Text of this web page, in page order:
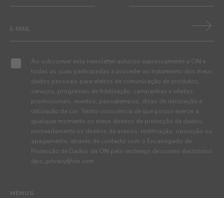
MENUS
Ao subscrever esta newsletter autorizo expressamente a CIN e
todas as suas participadas a proceder ao tratamento dos meus
dados pessoais para efeitos de comunicação de produtos,
serviços, programas de fidelização, campanhas e ofertas
promocionais, eventos, passatempos, dicas de decoração e
utilização da cor. Tenho consciência de que posso exercer a
qualquer momento os meus direitos de protecção de dados,
nomeadamente os direitos de acesso, rectificação, oposição ou
apagamento, através de contacto com o Encarregado de
Protecção de Dados da CIN pelo endereço de correio electrónico
dpo_privacy@cin.com